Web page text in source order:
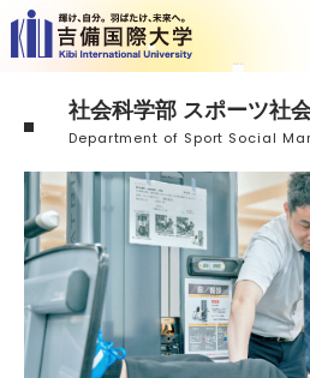
社会科学部 スポーツ社
Department of Sport Social